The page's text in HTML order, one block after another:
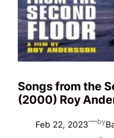
Songs from the
(2000) Roy
Feb 22, 2023—by